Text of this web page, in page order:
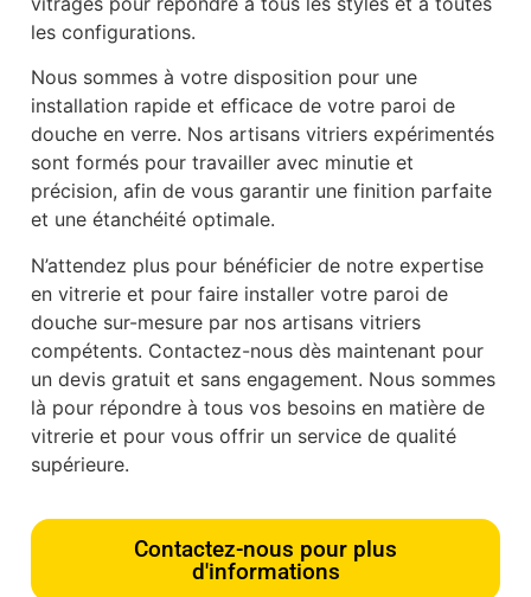
les configurations.
Nous sommes à votre disposition pour une
installation rapide et efficace de votre paroi de
douche en verre. Nos artisans vitriers expérimentés
sont formés pour travailler avec minutie et
précision, afin de vous garantir une finition parfaite
et une étanchéité optimale.
N’attendez plus pour bénéficier de notre expertise
en vitrerie et pour faire installer votre paroi de
douche sur-mesure par nos artisans vitriers
compétents. Contactez-nous dès maintenant pour
un devis gratuit et sans engagement. Nous sommes
là pour répondre à tous vos besoins en matière de
vitrerie et pour vous offrir un service de qualité
supérieure.
Contactez-nous pour plus
d'informations